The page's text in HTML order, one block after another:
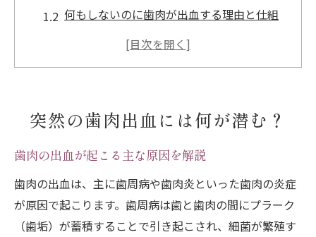
何もしないのに歯肉が出血する理由と仕組
何もしてないのに歯肉が出血する理由
歯肉が自然に出血するメカニズムとは
歯肉の炎症が無意識出血を招く仕組み
歯肉出血と全身の健康状態の関連性
歯肉から血が出る病気や内臓疾患の可能性
突然の歯肉出血には何が潜む？
歯肉の出血が起こる主な原因を解説
歯肉の出血は、主に歯周病や歯肉炎といった歯肉の炎症
が原因で起こります。歯周病は歯と歯肉の間にプラーク
（歯垢）が蓄積することで引き起こされ、細菌が繁殖す